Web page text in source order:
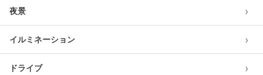
夜景 ›
イルミネーション ›
ドライブ ›